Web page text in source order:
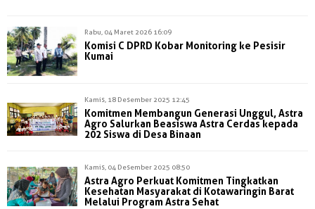
Rabu, 04 Maret 2026 16:09
Komisi C DPRD Kobar Monitoring ke Pesisir
Kumai
Kamis, 18 Desember 2025 12:45
Komitmen Membangun Generasi Unggul, Astra
Agro Salurkan Beasiswa Astra Cerdas kepada
202 Siswa di Desa Binaan
Kamis, 04 Desember 2025 08:50
Astra Agro Perkuat Komitmen Tingkatkan
Kesehatan Masyarakat di Kotawaringin Barat
Melalui Program Astra Sehat